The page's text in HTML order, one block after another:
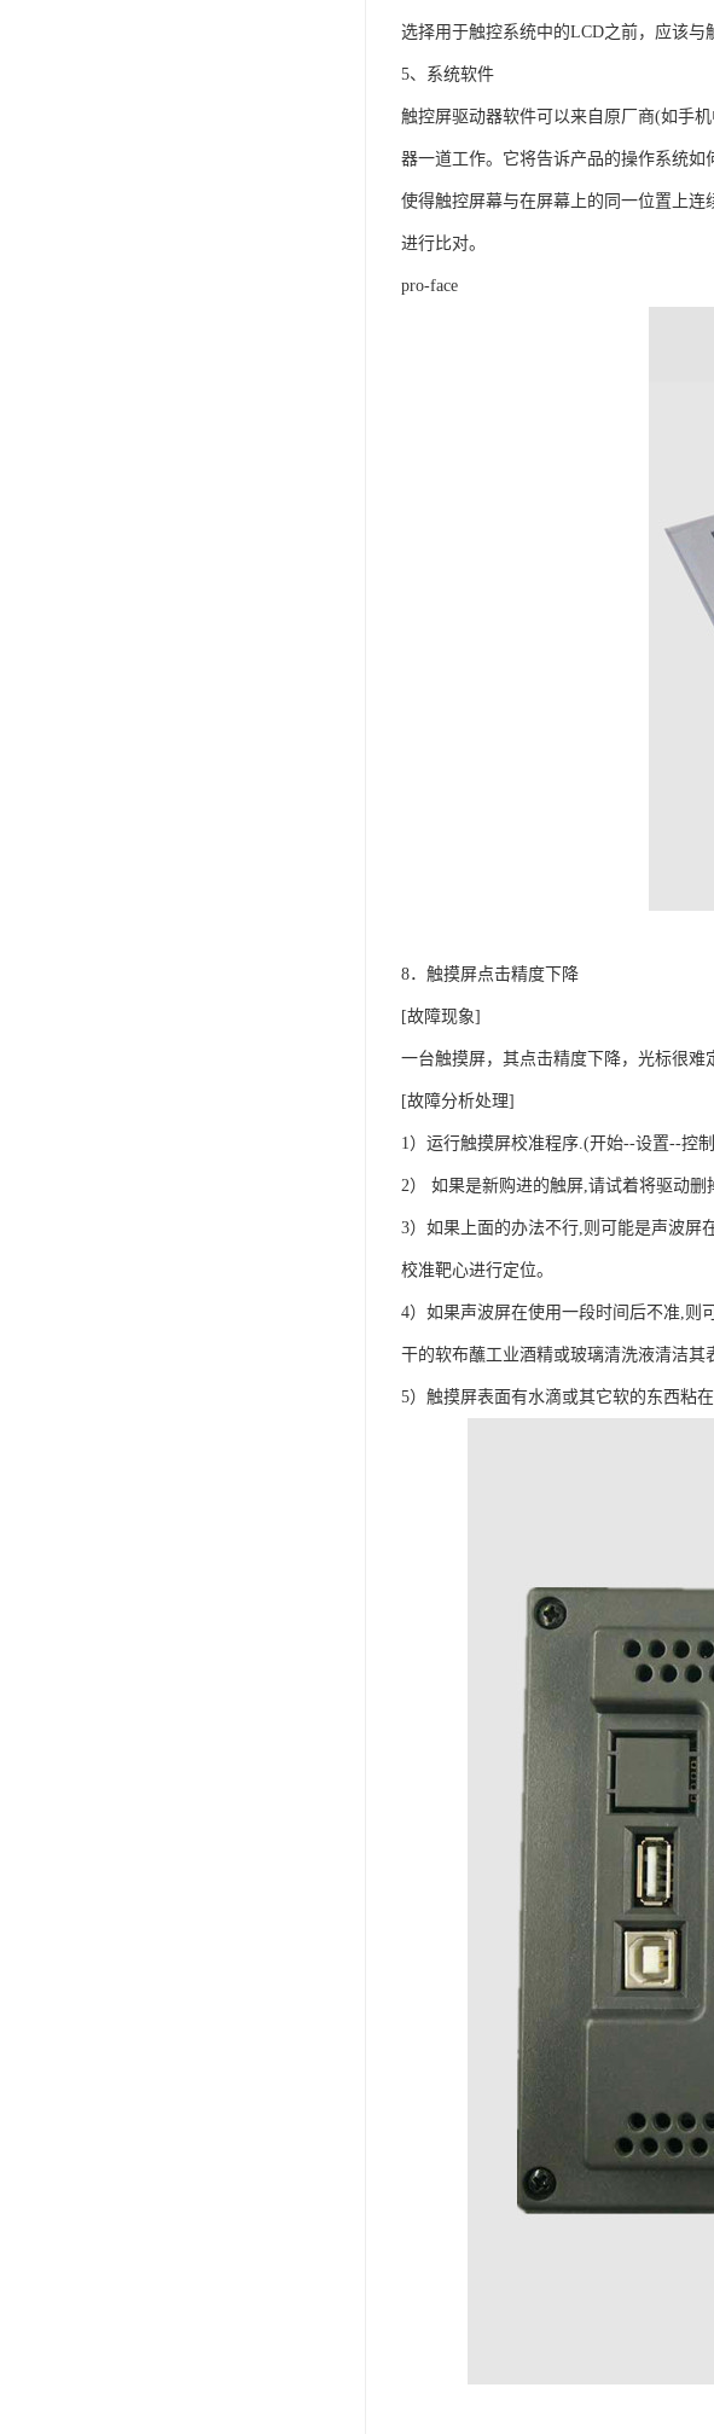
选择用于触控系统中的LCD之前，应该与
5、系统软件
触控屏驱动器软件可以来自原厂商(如手
器一道工作。它将告诉产品的操作系统
使得触控屏幕与在屏幕上的同一位置上
进行比对。
pro-face
8．触摸屏点击精度下降
[故障现象]
一台触摸屏，其点击精度下降，光标很难
[故障分析处理]
1）运行触摸屏校准程序.(开始--设置--控
2） 如果是新购进的触屏,请试着将驱动删
3）如果上面的办法不行,则可能是声波屏
校准靶心进行定位。
4）如果声波屏在使用一段时间后不准,则
干的软布蘸工业酒精或玻璃清洗液清洁其
5）触摸屏表面有水滴或其它软的东西粘